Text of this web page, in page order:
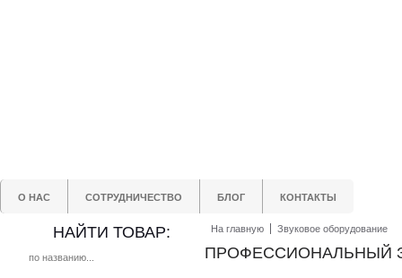
О НАС СОТРУДНИЧЕСТВО БЛОГ КОНТАКТЫ
НАЙТИ ТОВАР: На главную Звуковое оборудование
ПРОФЕССИОНАЛЬНЫЙ